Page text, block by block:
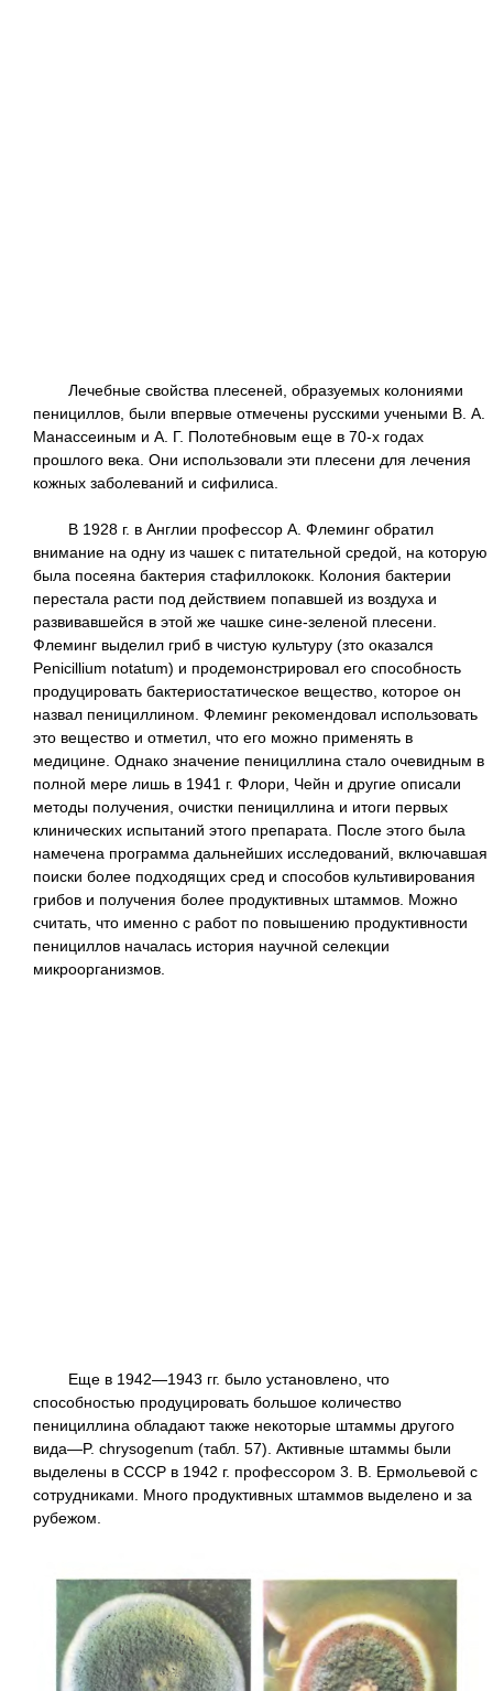
Лечебные свойства плесеней, образуемых колониями
пенициллов, были впервые отмечены русскими учеными В. А.
Манассеиным и А. Г. Полотебновым еще в 70-х годах
прошлого века. Они использовали эти плесени для лечения
кожных заболеваний и сифилиса.
В 1928 г. в Англии профессор А. Флеминг обратил
внимание на одну из чашек с питательной средой, на которую
была посеяна бактерия стафиллококк. Колония бактерии
перестала расти под действием попавшей из воздуха и
развивавшейся в этой же чашке сине-зеленой плесени.
Флеминг выделил гриб в чистую культуру (зто оказался
Penicillium notatum) и продемонстрировал его способность
продуцировать бактериостатическое вещество, которое он
назвал пенициллином. Флеминг рекомендовал использовать
это вещество и отметил, что его можно применять в
медицине. Однако значение пенициллина стало очевидным в
полной мере лишь в 1941 г. Флори, Чейн и другие описали
методы получения, очистки пенициллина и итоги первых
клинических испытаний этого препарата. После этого была
намечена программа дальнейших исследований, включавшая
поиски более подходящих сред и способов культивирования
грибов и получения более продуктивных штаммов. Можно
считать, что именно с работ по повышению продуктивности
пенициллов началась история научной селекции
микроорганизмов.
Еще в 1942—1943 гг. было установлено, что
способностью продуцировать большое количество
пенициллина обладают также некоторые штаммы другого
вида—P. chrysogenum (табл. 57). Активные штаммы были
выделены в СССР в 1942 г. профессором 3. В. Ермольевой с
сотрудниками. Много продуктивных штаммов выделено и за
рубежом.